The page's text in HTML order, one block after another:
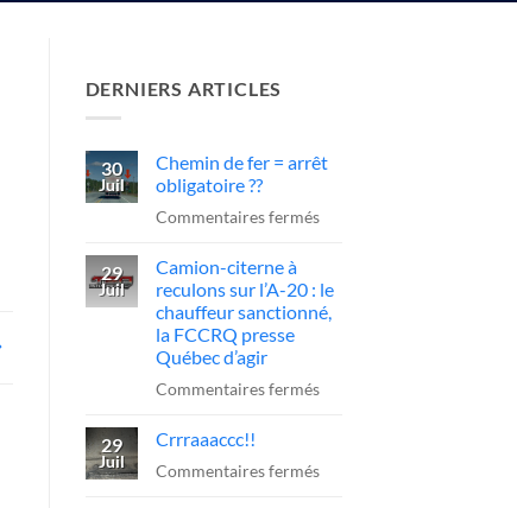
DERNIERS ARTICLES
30
Juil
Chemin de fer = arrêt
obligatoire ??
Commentaires ferméssur
fer
=
29
Juil
Camion-citerne à
reculons sur l’A-20 : le
chauffeur sanctionné,
la FCCRQ presse
Québec d’agir
Commentaires ferméssur
à
29
Juil
Crrraaaccc!!
Commentaires ferméssur